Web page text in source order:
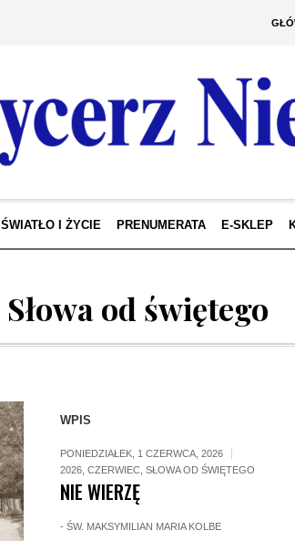
ŚWIATŁO I ŻYCIE PRENUMERATA E-SKLEP
Słowa od świętego
WPIS
PONIEDZIAŁEK, 1 CZERWCA, 2026
2026, CZERWIEC, SŁOWA OD ŚWIĘTEGO
NIE WIERZĘ
- ŚW. MAKSYMILIAN MARIA KOLBE